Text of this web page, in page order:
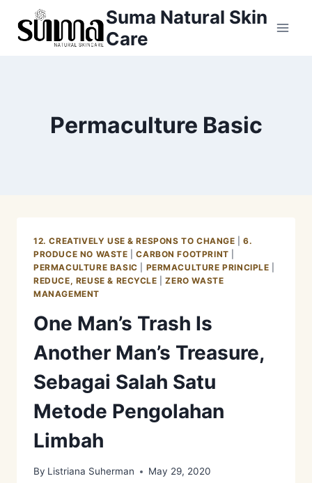
Suma Natural Skin
Care
Permaculture Basic
12. CREATIVELY USE & RESPONS TO CHANGE |6.
PRODUCE NO WASTE |CARBON FOOTPRINT
PERMACULTURE BASIC
PERMACULTURE PRINCIPLE
REDUCE, REUSE & RECYCLE |ZERO WASTE
MANAGEMENT
One Man’s Trash Is
Another Man’s Treasure,
Sebagai Salah Satu
Metode Pengolahan
Limbah
By Listriana Suherman May 29, 2020